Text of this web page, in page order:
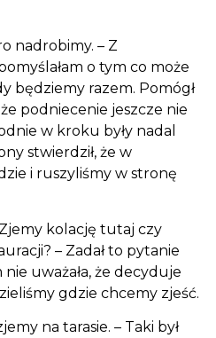
nadrobimy. – Z
o tym co może
będziemy razem. Pomógł
podniecenie jeszcze nie
w kroku były nadal
stwierdził, że w
i ruszyliśmy w stronę
kolację tutaj czy
– Zadał to pytanie
uważała, że decyduje
gdzie chcemy zjeść.
na tarasie. – Taki był